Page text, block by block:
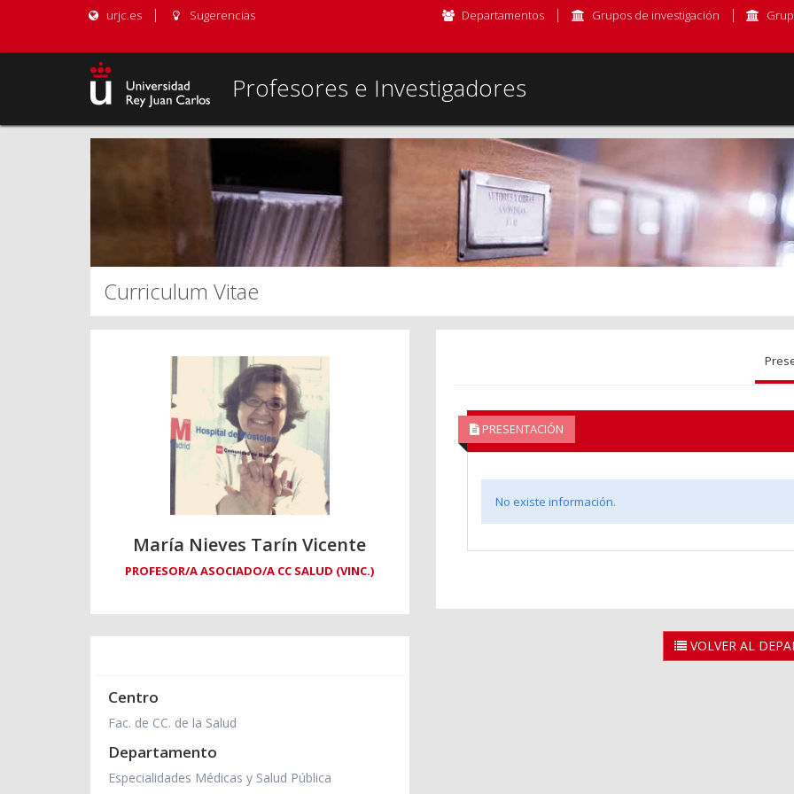
urjc.es Sugerencias Departamentos Grupos de investigación
Profesores e Investigadores
Curriculum Vitae
María Nieves Tarín Vicente
PROFESOR/A ASOCIADO/A CC SALUD (VINC.)
Centro
Fac. de CC. de la Salud
Departamento
Especialidades Médicas y Salud Pública
PRESENTACIÓN
No existe información.
VOLVER AL